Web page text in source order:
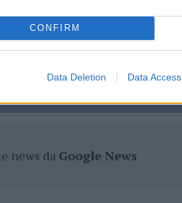
CONFIRM
Data Deletion Data Access
di GalluraOggi.it
news da Google News